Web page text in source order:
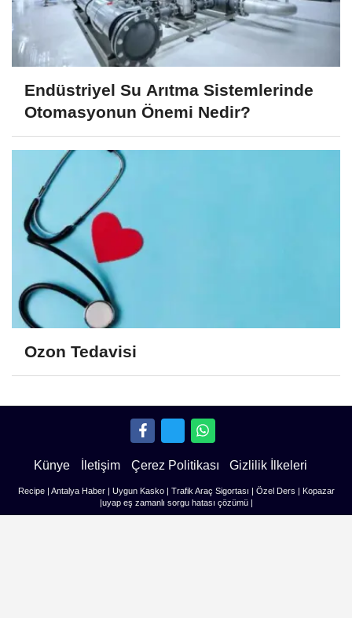
Endüstriyel Su Arıtma Sistemlerinde
Otomasyonun Önemi Nedir?
Ozon Tedavisi
Künye İletişim Çerez Politikası Gizlilik İlkeleri
Recipe| Antalya Haber| Uygun Kasko| Trafik Araç Sigortası Özel Ders
Kopazar
uyap eş zamanlı sorgu hatası çözümü|